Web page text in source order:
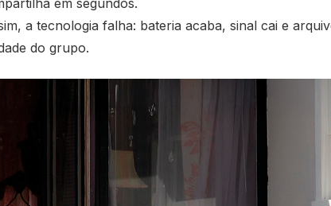
em segundos.
a tecnologia falha: bateria acaba, sinal cai e
do grupo.